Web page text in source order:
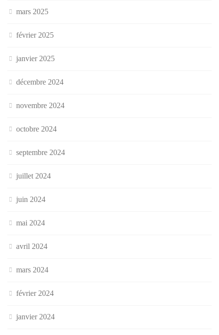
mars 2025
février 2025
janvier 2025
décembre 2024
novembre 2024
octobre 2024
septembre 2024
juillet 2024
juin 2024
mai 2024
avril 2024
mars 2024
février 2024
janvier 2024